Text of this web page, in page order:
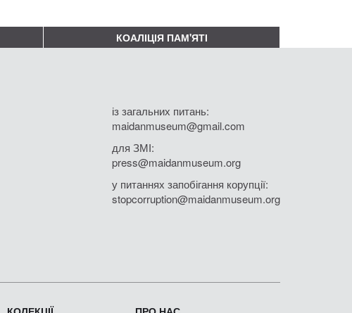
КОАЛІЦІЯ ПАМ'ЯТІ
із загальних питань:
maidanmuseum@gmail.com
для ЗМІ:
press@maidanmuseum.org
у питаннях запобігання корупції:
stopcorruption@maidanmuseum.org